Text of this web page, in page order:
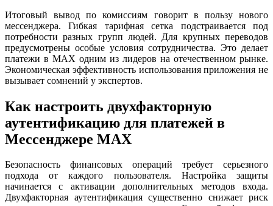
Итоговый вывод по комиссиям говорит в пользу нового
мессенджера. Гибкая тарифная сетка подстраивается под
потребности разных групп людей. Для крупных переводов
предусмотрены особые условия сотрудничества. Это делает
платежи в MAX одним из лидеров на отечественном рынке.
Экономическая эффективность использования приложения не
вызывает сомнений у экспертов.
Как настроить двухфакторную
аутентификацию для платежей в
Мессенджере MAX
Безопасность финансовых операций требует серьезного
подхода от каждого пользователя. Настройка защиты
начинается с активации дополнительных методов входа.
Двухфакторная аутентификация существенно снижает риск